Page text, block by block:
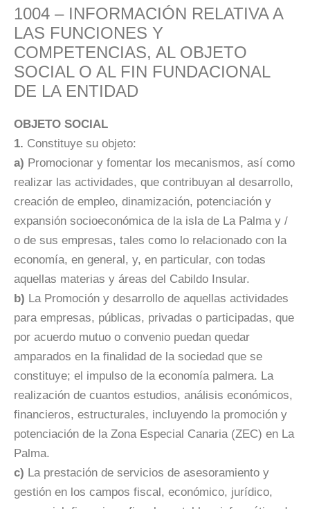
1004 – INFORMACIÓN RELATIVA A
LAS FUNCIONES Y
COMPETENCIAS, AL OBJETO
SOCIAL O AL FIN FUNDACIONAL
DE LA ENTIDAD
OBJETO SOCIAL
1. Constituye su objeto:
a) Promocionar y fomentar los mecanismos, así como
realizar las actividades, que contribuyan al desarrollo,
creación de empleo, dinamización, potenciación y
expansión socioeconómica de la isla de La Palma y /
o de sus empresas, tales como lo relacionado con la
economía, en general, y, en particular, con todas
aquellas materias y áreas del Cabildo Insular.
b) La Promoción y desarrollo de aquellas actividades
para empresas, públicas, privadas o participadas, que
por acuerdo mutuo o convenio puedan quedar
amparados en la finalidad de la sociedad que se
constituye; el impulso de la economía palmera. La
realización de cuantos estudios, análisis económicos,
financieros, estructurales, incluyendo la promoción y
potenciación de la Zona Especial Canaria (ZEC) en La
Palma.
c) La prestación de servicios de asesoramiento y
gestión en los campos fiscal, económico, jurídico,